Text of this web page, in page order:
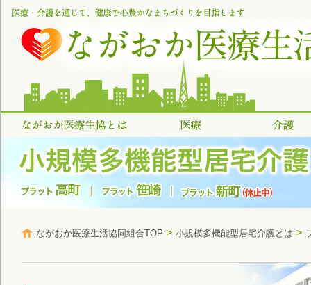
ながおか医療生活協同組合TOP > 小規模多機能型居宅介護とは >